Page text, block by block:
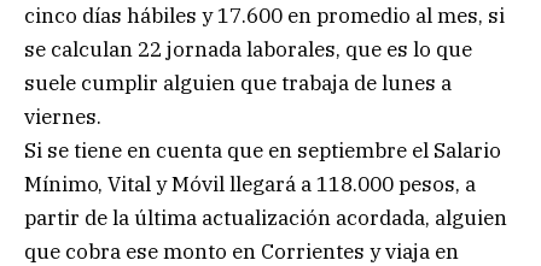
cinco días hábiles y 17.600 en promedio al mes, si
se calculan 22 jornada laborales, que es lo que
suele cumplir alguien que trabaja de lunes a
viernes.
Si se tiene en cuenta que en septiembre el Salario
Mínimo, Vital y Móvil llegará a 118.000 pesos, a
partir de la última actualización acordada, alguien
que cobra ese monto en Corrientes y viaja en